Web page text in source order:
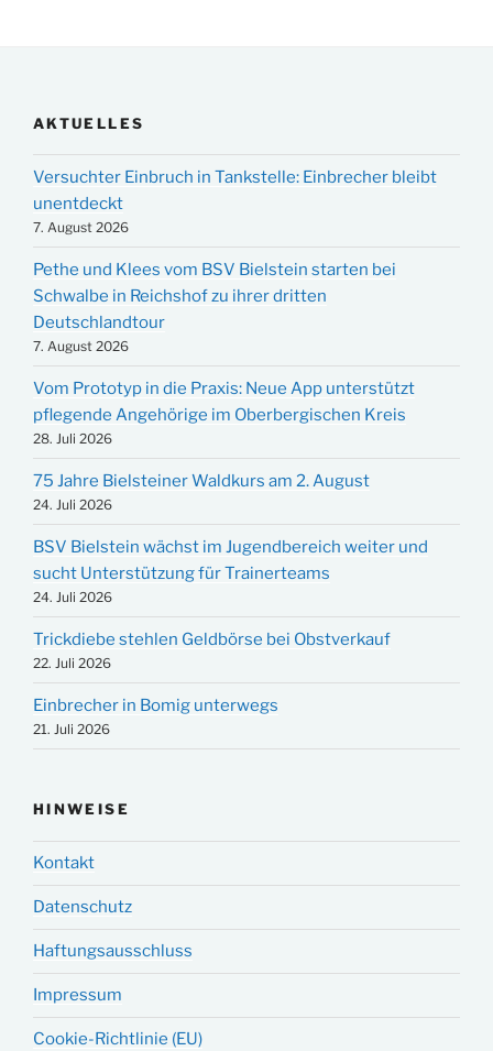
AKTUELLES
Versuchter Einbruch in Tankstelle: Einbrecher bleibt
unentdeckt
7. August 2026
Pethe und Klees vom BSV Bielstein starten bei
Schwalbe in Reichshof zu ihrer dritten
Deutschlandtour
7. August 2026
Vom Prototyp in die Praxis: Neue App unterstützt
pflegende Angehörige im Oberbergischen Kreis
28. Juli 2026
75 Jahre Bielsteiner Waldkurs am 2. August
24. Juli 2026
BSV Bielstein wächst im Jugendbereich weiter und
sucht Unterstützung für Trainerteams
24. Juli 2026
Trickdiebe stehlen Geldbörse bei Obstverkauf
22. Juli 2026
Einbrecher in Bomig unterwegs
21. Juli 2026
HINWEISE
Kontakt
Datenschutz
Haftungsausschluss
Impressum
Cookie-Richtlinie (EU)